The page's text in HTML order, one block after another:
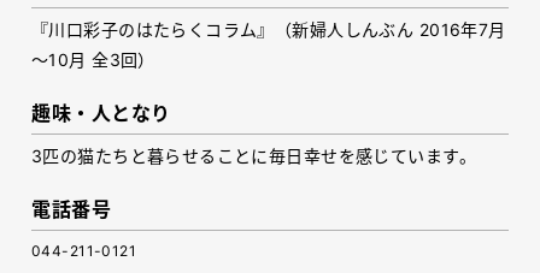
『川口彩子のはたらくコラム』（新婦人しんぶん 2016年7月
～10月 全3回）
趣味・人となり
3匹の猫たちと暮らせることに毎日幸せを感じています。
電話番号
044-211-0121